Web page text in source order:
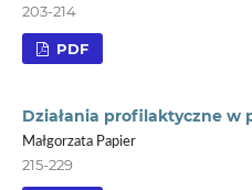
203-214
PDF
Działania profilaktyczne w
Małgorzata Papier
215-229